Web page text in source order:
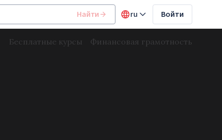
Найти ru Войти
Бесплатные курсы Финансовая грамотность